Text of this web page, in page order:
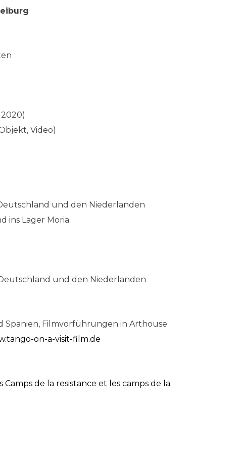
Video)
und den Niederlanden
ins Lager Moria
und den Niederlanden
Spanien, Filmvorführungen in Arthouse
on-a-visit-film.de
Camps de la resistance et les camps de la